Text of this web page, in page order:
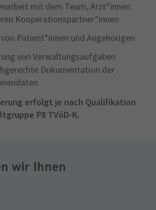
mit dem Team, Ärzt*innen
Kooperationspartner*innen
Patient*innen und Angehörigen
von Verwaltungsaufgaben
Dokumentation der
erfolgt je nach Qualifikation
P8 TVöD-K.
wir Ihnen